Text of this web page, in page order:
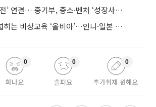
‘창업-도약-재도전’ 연결… 중기부, 중소·벤처 ‘성장사다리’ 짓는다
우즈벡서 보폭 넓히는 비상교육 ‘올비아’…인니·일본 진출 타진
화나요
0
슬퍼요
0
추가취재 원해요
0